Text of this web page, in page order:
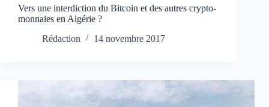
Vers une interdiction du Bitcoin et des autres crypto-
monnaies en Algérie ?
Rédaction
14 novembre 2017